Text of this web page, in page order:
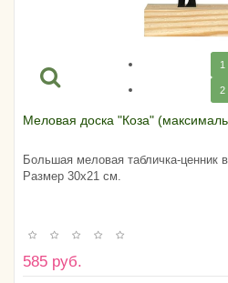
1
2
Меловая доска "Коза"
Большая меловая табличка-ценник
Размер 30x21 см.
585 руб.